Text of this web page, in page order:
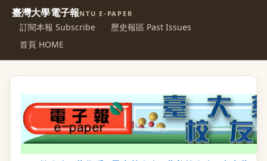
臺灣大學電子報NTU E-PAPER
訂閱本報 Subscribe
歷史報區 Past Issues
首頁 HOME